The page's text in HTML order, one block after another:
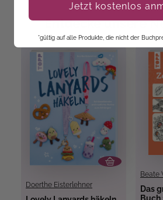
Entdecke unsere
Doerthe Eisterlehner
Beate
Das
Jetzt kostenlos
*gültig auf alle Produkte, die nicht der